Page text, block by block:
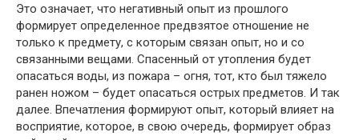
Это означает, что негативный опыт из прошлого
формирует определенное предвзятое отношение не
только к предмету, с которым связан опыт, но и со
связанными вещами. Спасенный от утопления будет
опасаться воды, из пожара – огня, тот, кто был тяжело
ранен ножом – будет опасаться острых предметов. И так
далее. Впечатления формируют опыт, который влияет на
восприятие, которое, в свою очередь, формирует образ